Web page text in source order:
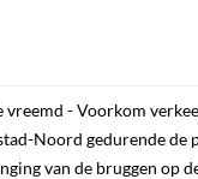
vreemd - Voorkom
Noord gedurende de
van de bruggen op